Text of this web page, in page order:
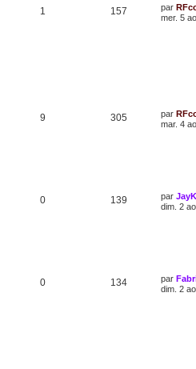
1 157 par
mer. 5
9 305 par
mar. 4
0 139 par
dim. 2
0 134 par
dim. 2